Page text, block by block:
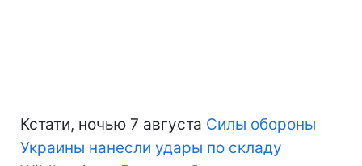
Кстати, ночью 7 августа Силы обороны
Украины нанесли удары по складу